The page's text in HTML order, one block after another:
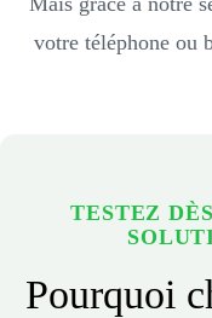
votre téléphone ou
TESTEZ
Pourquoi